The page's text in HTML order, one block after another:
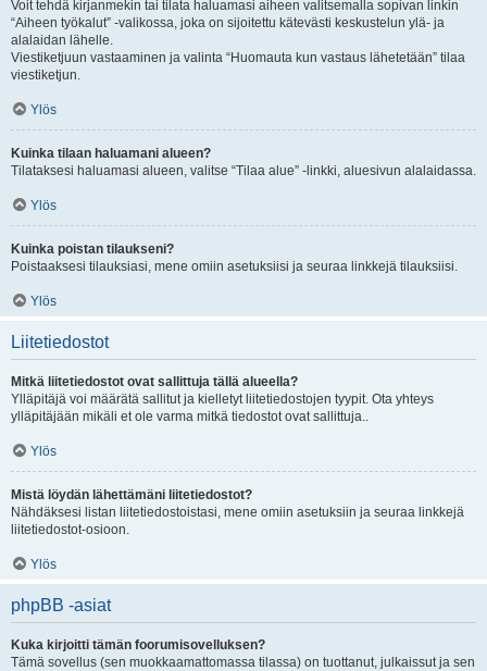
Voit tehdä kirjanmekin tai tilata haluamasi aiheen valitsemalla sopivan linkin
“Aiheen työkalut” -valikossa, joka on sijoitettu kätevästi keskustelun ylä- ja
alalaidan lähelle.
Viestiketjuun vastaaminen ja valinta “Huomauta kun vastaus lähetetään” tilaa
viestiketjun.
Ylös
Kuinka tilaan haluamani alueen?
Tilataksesi haluamasi alueen, valitse “Tilaa alue” -linkki, aluesivun alalaidassa.
Ylös
Kuinka poistan tilaukseni?
Poistaaksesi tilauksiasi, mene omiin asetuksiisi ja seuraa linkkejä tilauksiisi.
Ylös
Liitetiedostot
Mitkä liitetiedostot ovat sallittuja tällä alueella?
Ylläpitäjä voi määrätä sallitut ja kielletyt liitetiedostojen tyypit. Ota yhteys
ylläpitäjään mikäli et ole varma mitkä tiedostot ovat sallittuja..
Ylös
Mistä löydän lähettämäni liitetiedostot?
Nähdäksesi listan liitetiedostoistasi, mene omiin asetuksiin ja seuraa linkkejä
liitetiedostot-osioon.
Ylös
phpBB -asiat
Kuka kirjoitti tämän foorumisovelluksen?
Tämä sovellus (sen muokkaamattomassa tilassa) on tuottanut, julkaissut ja sen